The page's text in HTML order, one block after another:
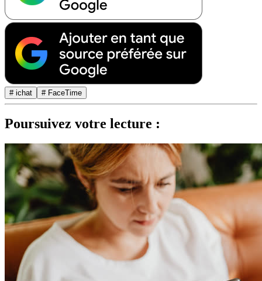
# ichat # FaceTime
Poursuivez votre lecture :